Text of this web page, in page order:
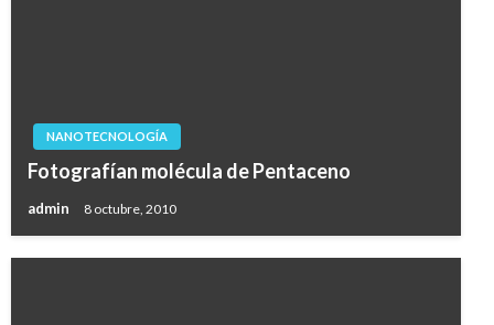
NANOTECNOLOGÍA
Fotografían molécula de Pentaceno
admin 8 octubre, 2010